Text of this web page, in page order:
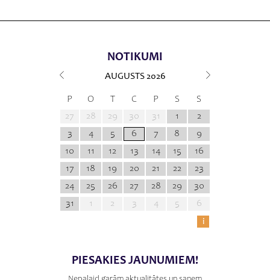
NOTIKUMI
AUGUSTS 2026
P O T C P S
S
27
28 29 30 31 1
2
3
4 5 6 7 8
9
10
11 12 13 14 15
16
17
18 19 20 21 22
23
24
25 26 27 28 29
30
31
1 2 3 4 5
6
i
PIESAKIES JAUNUMIEM!